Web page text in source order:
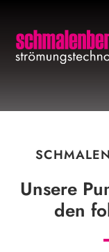
Unsere
den